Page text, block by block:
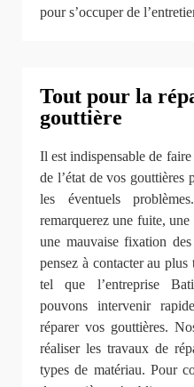
pour s’occuper de
Tout pour la
gouttière
Il est indispensable de
de l’état de vos gouttières
les éventuels
remarquerez une fuite,
une mauvaise fixation
pensez à contacter au
tel que l’entreprise
pouvons intervenir
réparer vos gouttières.
réaliser les travaux de
types de matériau. Pour